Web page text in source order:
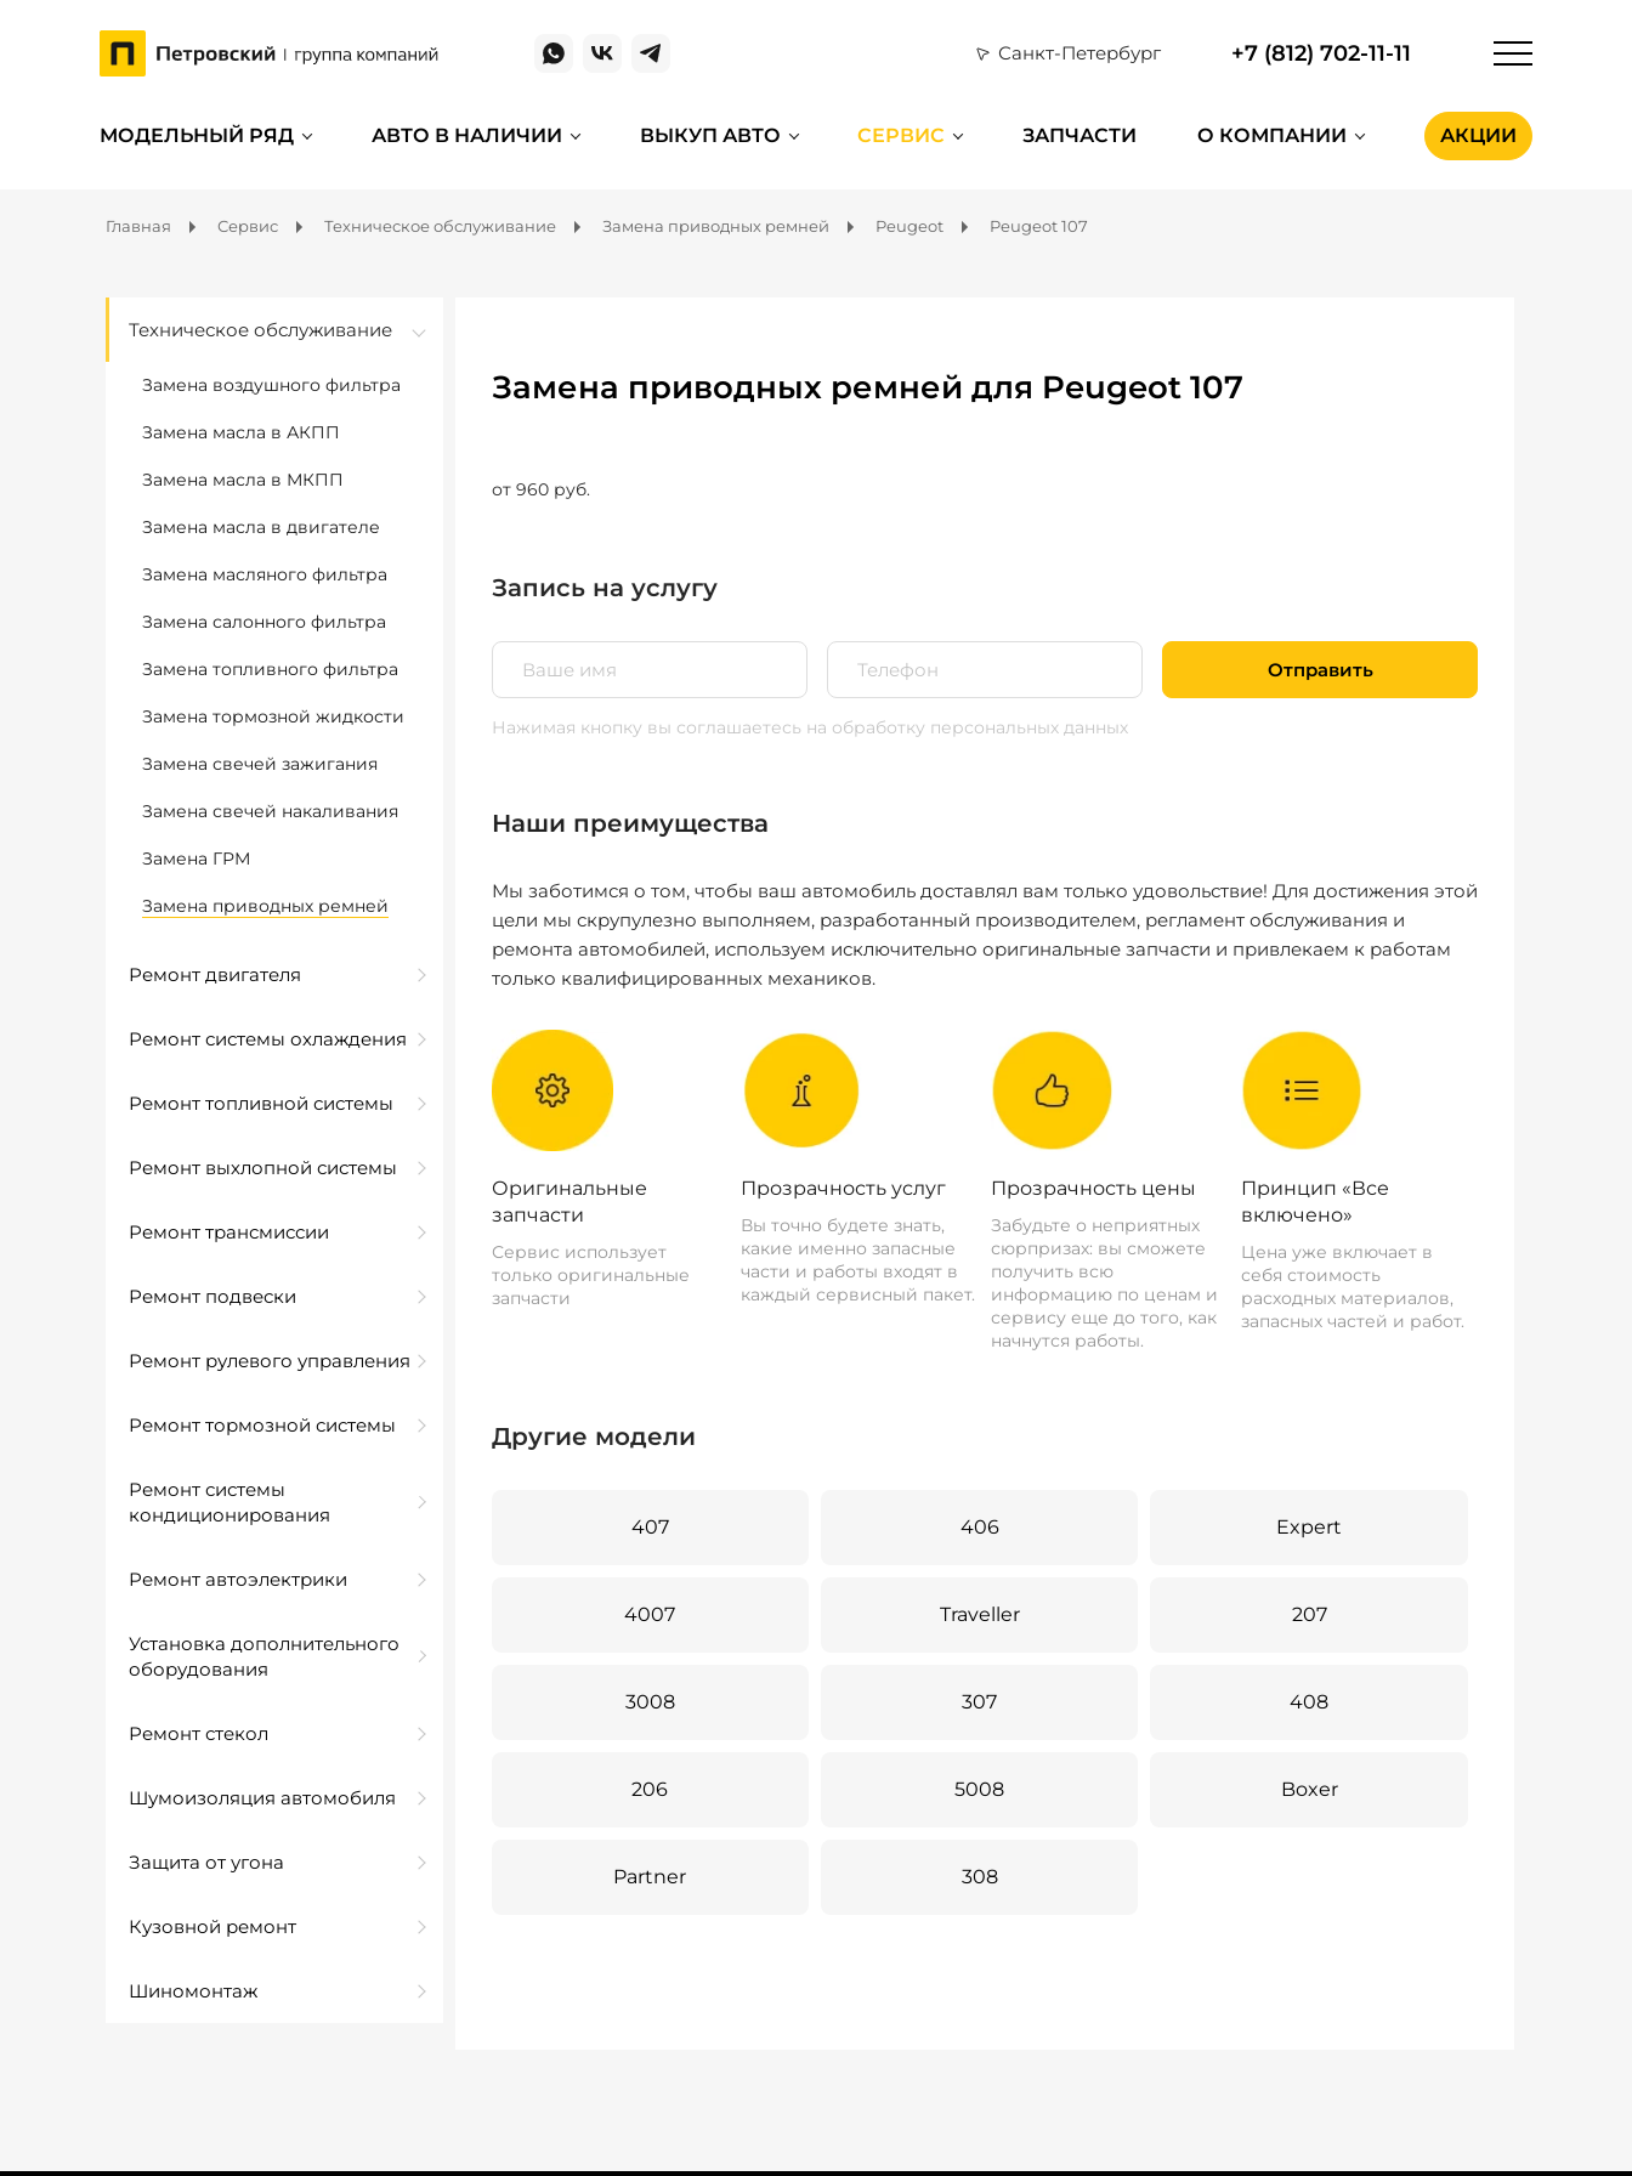
Санкт-Петербург +7 (812) 702-11-11
МОДЕЛЬНЫЙ РЯД АВТО В НАЛИЧИИ ВЫКУП АВТО СЕРВИС ЗАПЧАСТИ О КОМПАНИИ АКЦИИ
Главная Сервис Техническое обслуживание Замена приводных ремней Peugeot Peugeot 107
Техническое обслуживание
Замена воздушного фильтра
Замена масла в АКПП
Замена масла в МКПП
Замена масла в двигателе
Замена масляного фильтра
Замена салонного фильтра
Замена топливного фильтра
Замена тормозной жидкости
Замена свечей зажигания
Замена свечей накаливания
Замена ГРМ
Замена приводных ремней
Ремонт двигателя
Ремонт системы охлаждения
Ремонт топливной системы
Ремонт выхлопной системы
Ремонт трансмиссии
Ремонт подвески
Ремонт рулевого управления
Ремонт тормозной системы
Ремонт системы
кондиционирования
Ремонт автоэлектрики
Установка дополнительного
оборудования
Ремонт стекол
Шумоизоляция автомобиля
Защита от угона
Кузовной ремонт
Шиномонтаж
Замена приводных ремней для Peugeot 107
от 960 руб.
Запись на услугу
Отправить
Нажимая кнопку вы соглашаетесь на обработку персональных данных
Наши преимущества
Мы заботимся о том, чтобы ваш автомобиль доставлял вам только удовольствие! Для достижения этой
цели мы скрупулезно выполняем, разработанный производителем, регламент обслуживания и
ремонта автомобилей, используем исключительно оригинальные запчасти и привлекаем к работам
только квалифицированных механиков.
Оригинальные
запчасти
Сервис использует
только оригинальные
запчасти
Прозрачность услуг
Вы точно будете знать,
какие именно запасные
части и работы входят в
каждый сервисный пакет.
Прозрачность цены
Забудьте о неприятных
сюрпризах: вы сможете
получить всю
информацию по ценам и
сервису еще до того, как
начнутся работы.
Принцип «Все
включено»
Цена уже включает в
себя стоимость
расходных материалов,
запасных частей и работ.
Другие модели
407 406 Expert
4007 Traveller 207
3008 307 408
206 5008 Boxer
Partner 308